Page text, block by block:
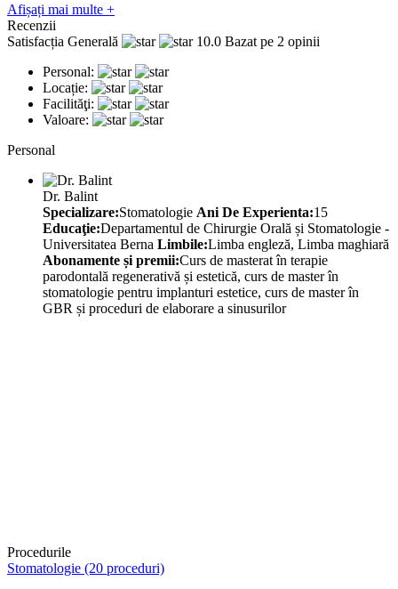
Afișați mai multe +
Recenzii
Satisfacția Generală
10.0 Bazat pe 2 opinii
Personal:
Locație:
Facilităţi:
Valoare:
Personal
Dr. Balint
Specializare:Stomatologie Ani De Experienta:15
Educaţie:Departamentul de Chirurgie Orală și Stomatologie -
Universitatea Berna Limbile:Limba engleză, Limba maghiară
Abonamente și premii:Curs de masterat în terapie
parodontală regenerativă și estetică, curs de master în
stomatologie pentru implanturi estetice, curs de master în
GBR și proceduri de elaborare a sinusurilor
Procedurile
Stomatologie (20 proceduri)